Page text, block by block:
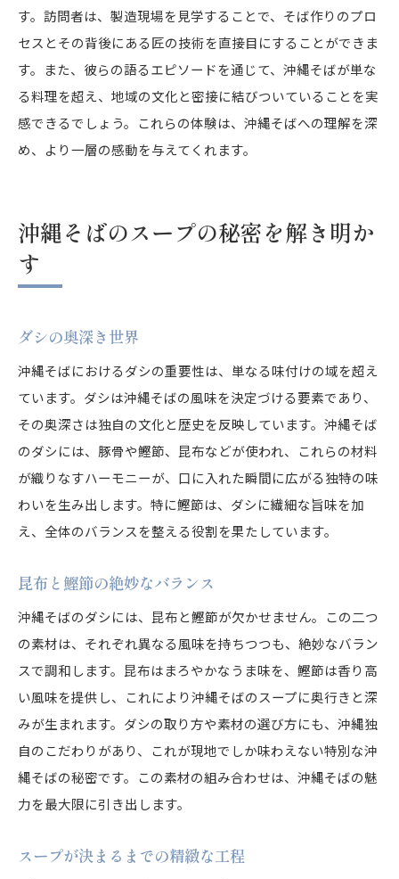
す。訪問者は、製造現場を見学することで、そば作りのプロ
セスとその背後にある匠の技術を直接目にすることができま
す。また、彼らの語るエピソードを通じて、沖縄そばが単な
る料理を超え、地域の文化と密接に結びついていることを実
感できるでしょう。これらの体験は、沖縄そばへの理解を深
め、より一層の感動を与えてくれます。
沖縄そばのスープの秘密を解き明か
す
ダシの奥深き世界
沖縄そばにおけるダシの重要性は、単なる味付けの域を超え
ています。ダシは沖縄そばの風味を決定づける要素であり、
その奥深さは独自の文化と歴史を反映しています。沖縄そば
のダシには、豚骨や鰹節、昆布などが使われ、これらの材料
が織りなすハーモニーが、口に入れた瞬間に広がる独特の味
わいを生み出します。特に鰹節は、ダシに繊細な旨味を加
え、全体のバランスを整える役割を果たしています。
昆布と鰹節の絶妙なバランス
沖縄そばのダシには、昆布と鰹節が欠かせません。この二つ
の素材は、それぞれ異なる風味を持ちつつも、絶妙なバラン
スで調和します。昆布はまろやかなうま味を、鰹節は香り高
い風味を提供し、これにより沖縄そばのスープに奥行きと深
みが生まれます。ダシの取り方や素材の選び方にも、沖縄独
自のこだわりがあり、これが現地でしか味わえない特別な沖
縄そばの秘密です。この素材の組み合わせは、沖縄そばの魅
力を最大限に引き出します。
スープが決まるまでの精緻な工程